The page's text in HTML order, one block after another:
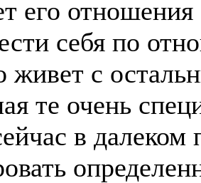
его
себя по
живет с
те очень
в